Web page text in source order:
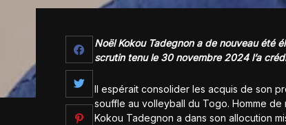
Noël Kokou Tadegnon a de nouveau été
scrutin tenu le 30 novembre 2024 l’a
Il espérait consolider les acquis de son
souffle au volleyball du Togo. Homme
Kokou Tadegnon a dans son allocution